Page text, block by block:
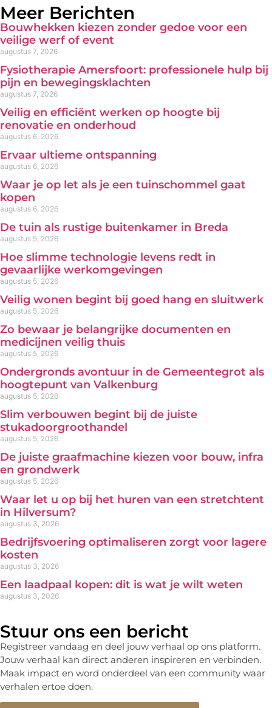
Meer Berichten
Bouwhekken kiezen zonder gedoe voor een
veilige werf of event
augustus 7, 2026
Fysiotherapie Amersfoort: professionele hulp bij
pijn en bewegingsklachten
augustus 7, 2026
Veilig en efficiënt werken op hoogte bij
renovatie en onderhoud
augustus 6, 2026
Ervaar ultieme ontspanning
augustus 6, 2026
Waar je op let als je een tuinschommel gaat
kopen
augustus 6, 2026
De tuin als rustige buitenkamer in Breda
augustus 5, 2026
Hoe slimme technologie levens redt in
gevaarlijke werkomgevingen
augustus 5, 2026
Veilig wonen begint bij goed hang en sluitwerk
augustus 5, 2026
Zo bewaar je belangrijke documenten en
medicijnen veilig thuis
augustus 5, 2026
Ondergronds avontuur in de Gemeentegrot als
hoogtepunt van Valkenburg
augustus 5, 2026
Slim verbouwen begint bij de juiste
stukadoorgroothandel
augustus 5, 2026
De juiste graafmachine kiezen voor bouw, infra
en grondwerk
augustus 5, 2026
Waar let u op bij het huren van een stretchtent
in Hilversum?
augustus 3, 2026
Bedrijfsvoering optimaliseren zorgt voor lagere
kosten
augustus 3, 2026
Een laadpaal kopen: dit is wat je wilt weten
augustus 3, 2026
Stuur ons een bericht
Registreer vandaag en deel jouw verhaal op ons platform.
Jouw verhaal kan direct anderen inspireren en verbinden.
Maak impact en word onderdeel van een community waar
verhalen ertoe doen.